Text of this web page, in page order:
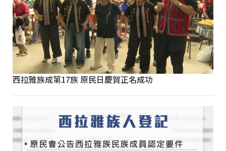
西拉雅族成第17族 原民日慶賀正名成功